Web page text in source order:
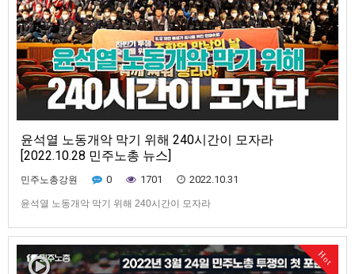
윤석열 노동개악 막기 위해 240시간이 모자라
[2022.10.28 민주노총 뉴스]
민주노총강원 0 1701 2022.10.31
윤석열 노동개악 막기 위해 240시간이 모자라
Hot